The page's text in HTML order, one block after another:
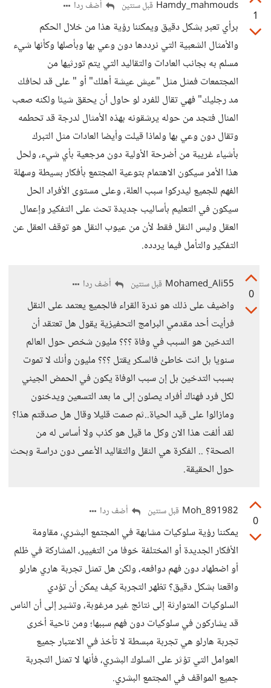
1
Hamdy_mahmouds قبل سنتين أضف ردا
برأي تعبر بشكل دقيق ويمكننا رؤية هذا من خلال الحكم
والأمثال الشعبية التي نرددها دون وعي بها وبأصلها وكأنها شيء
مسلم به بجانب العادات والتقاليد التي يتم تورثيها من
المجتمعات فمثل مثل "عيش عيشة أهلك" أو " على قد لحافك
مد رجليك" فهي تقال للفرد لو حاول أن يحقق شيئا ولكنه صعب
المنال فتجد من حوله يرشقونه بهذه الأمثال لدرجة قد تحطمه
وتقال دون وعي بها ولماذا قيلت وأيضا العادات مثل التبرك
بأشياء غريبة من أضرحة الأولية دون مرجعية بأي شيء، ولحل
هذا الأمر سيكون الاهتمام بتوعية المجتمع بأفكار بسيطة وسهلة
الفهم للجميع ليدركوا سبب العلة، وعلى مستوى الأفراد الحل
سيكون في التعليم بأساليب جديدة تحث على التفكير وإعمال
العقل وليس النقل فقط لأن من عيوب النقل هو توقف العقل عن
التفكير والتأمل فيما يردده.
0
Mohamed_Ali55 قبل سنتين أضف ردا
واضيف على ذلك هو ندرة القراء فالجميع يعتمد على النقل
فرأيت أحد مقدمي البرامج التحفيزية يقول هل تعتقد أن
التدخين هو السبب في وفاة ؟؟؟ مليون شخص حول العالم
سنويا بل انت خاطئ فالسكر يقتل ؟؟؟ مليون وأنك لا تموت
بسبب التدخين بل إن سبب الوفاة يكون في الحمض الجيني
لكل فرد فهناك أفراد يصلون إلى ما بعد التسعين ويدخنون
ومازالوا على قيد الحياة..ثم صمت قليلا وقال هل صدقتم هذا؟
لقد ألفت هذا الان وكل ما قيل هو كذب ولا أساس له من
الصحة؟ .. الفكرة هي النقل والتقاليد الأعمى دون دراسة وبحث
حول الحقيقة.
0
Moh_891982 قبل سنتين أضف ردا
يمكننا رؤية سلوكيات مشابهة في المجتمع البشري، مقاومة
الأفكار الجديدة أو المختلفة خوفا من التغيير، المشاركة في ظلم
أو اضطهاد دون فهم دوافعه، ولكن هل تمثل تجربة هاري هارلو
واقعنا بشكل دقيق؟ تظهر التجربة كيف يمكن أن تؤدي
السلوكيات المتوارثة إلى نتائج غير مرغوبة، وتشير إلى أن الناس
قد يشاركون في سلوكيات دون فهم سببها؛ ومن ناحية أخرى
تجربة هارلو هي تجربة مبسطة لا تأخذ في الاعتبار جميع
العوامل التي تؤثر على السلوك البشري، فأنها لا تمثل التجربة
جميع المواقف في المجتمع البشري.